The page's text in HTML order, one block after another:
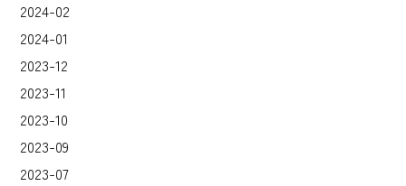
2024-02
2024-01
2023-12
2023-11
2023-10
2023-09
2023-07